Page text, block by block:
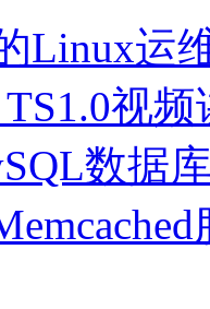
Linux运
TS1.0视
数据